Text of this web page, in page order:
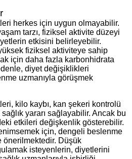
herkes için uygun olmayabilir.
tarzı, fiziksel aktivite düzeyi
etkisini belirleyebilir.
fiziksel aktiviteye sahip
için daha fazla karbonhidrata
diyet değişiklikleri
uzmanıyla görüşmek
kilo kaybı, kan şekeri kontrolü
yararı sağlayabilir. Ancak bu
etkileri değişkenlik gösterebilir.
için, dengeli beslenme
Düşük
isteyenlerin, diyetlerini